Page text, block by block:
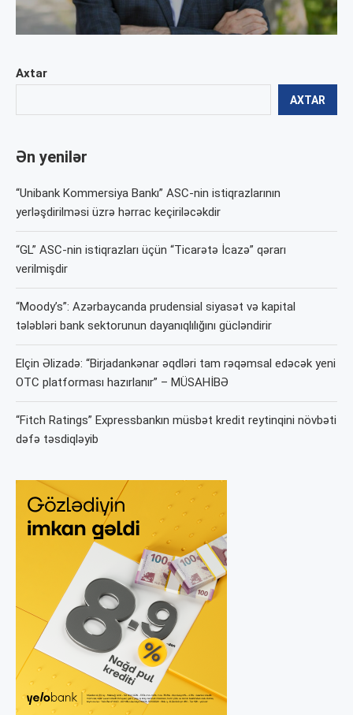
Axtar
AXTAR
Ən yenilər
“Unibank Kommersiya Bankı” ASC-nin istiqrazlarının
yerləşdirilməsi üzrə hərrac keçiriləcəkdir
“GL” ASC-nin istiqrazları üçün “Ticarətə İcazə” qərarı
verilmişdir
“Moody’s”: Azərbaycanda prudensial siyasət və kapital
tələbləri bank sektorunun dayanıqlılığını gücləndirir
Elçin Əlizadə: “Birjadankənar əqdləri tam rəqəmsal edəcək yeni
OTC platforması hazırlanır” – MÜSAHİBƏ
“Fitch Ratings” Expressbankın müsbət kredit reytinqini növbəti
dəfə təsdiqləyib